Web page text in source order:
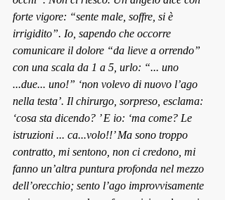
forte vigore: “sente male, soffre, si è
irrigidito”. Io, sapendo che occorre
comunicare il dolore “da lieve a orrendo”
con una scala da 1 a 5, urlo: “... uno
...due... uno!” ‘non volevo di nuovo l’ago
nella testa’. Il chirurgo, sorpreso, esclama:
‘cosa sta dicendo? ’ E io: ‘ma come? Le
istruzioni ... ca...volo!!’ Ma sono troppo
contratto, mi sentono, non ci credono, mi
fanno un’altra puntura profonda nel mezzo
dell’orecchio; sento l’ago improvvisamente